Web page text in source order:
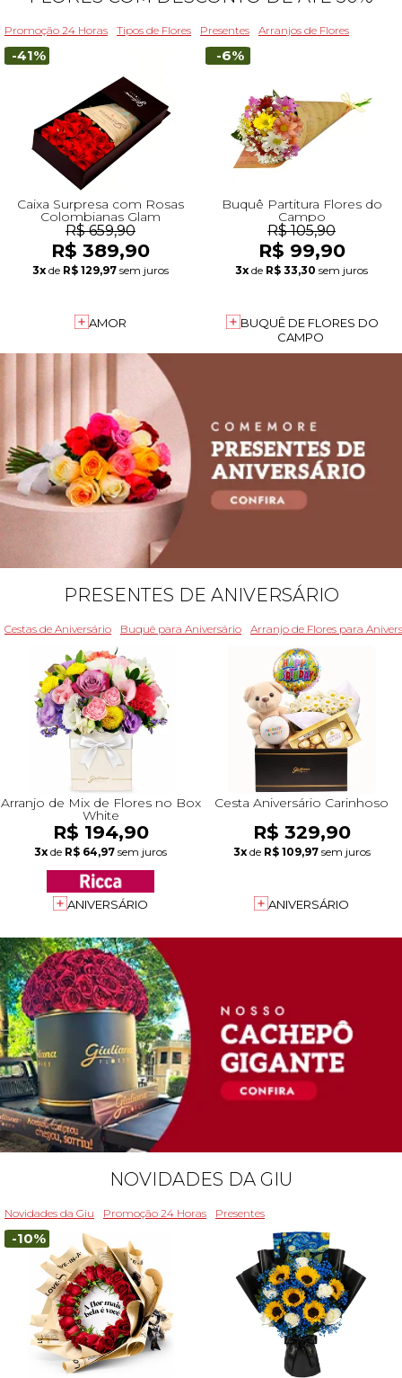
Promoção 24 Horas Tipos de Flores Presentes Arranjos de Flores
-41%
Caixa Surpresa com Rosas
Colombianas Glam
R$ 659,90
R$ 389,90
3x de R$ 129,97 sem juros
AMOR
-6%
Buquê Partitura Flores do
Campo
R$ 105,90
R$ 99,90
3x de R$ 33,30 sem juros
BUQUÊ DE FLORES DO
CAMPO
PRESENTES DE ANIVERSÁRIO
Cestas de Aniversário Buquê para Aniversário Arranjo de Flores para
Arranjo de Mix de Flores no Box
White
R$ 194,90
3x de R$ 64,97 sem juros
ANIVERSÁRIO
Cesta Aniversário Carinhoso
R$ 329,90
3x de R$ 109,97sem juros
ANIVERSÁRIO
NOVIDADES DA GIU
Novidades da Giu Promoção 24 Horas Presentes
-10%